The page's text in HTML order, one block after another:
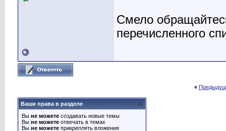
Смело
перечисленного
«
Ваши права в разделе
Вы не можете создавать новые темы
Вы не можете отвечать в темах
Вы не можете прикреплять вложения